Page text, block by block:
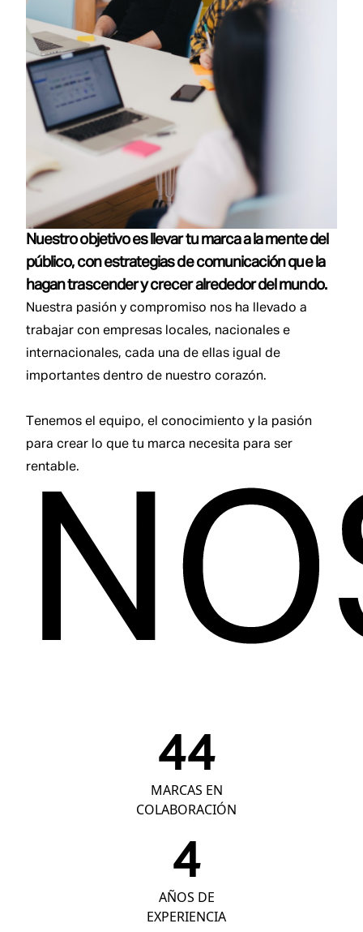
Nuestro objetivo es llevar tu marca a la mente del
público, con estrategias de comunicación que la
hagan trascender y crecer alrededor del mundo.
Nuestra pasión y compromiso nos ha llevado a
trabajar con empresas locales, nacionales e
internacionales, cada una de ellas igual de
importantes dentro de nuestro corazón.
Tenemos el equipo, el conocimiento y la pasión
para crear lo que tu marca necesita para ser
rentable.
66
MARCAS EN
COLABORACIÓN
6
AÑOS DE
EXPERIENCIA